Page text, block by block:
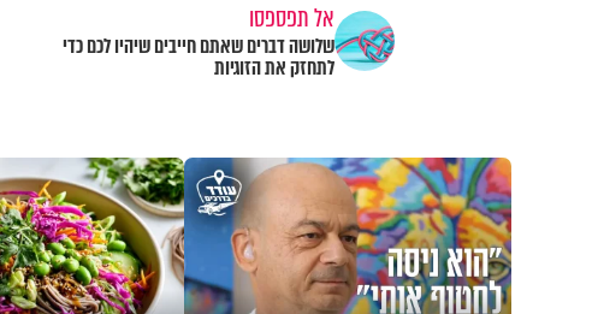
אל תפספסו
שלושה דברים שאתם חייבים שיהיו לכם כדי
לתחזק את הזוגיות